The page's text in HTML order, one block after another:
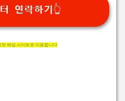
연락하기👆
면 해당 사이트로 이동합니다